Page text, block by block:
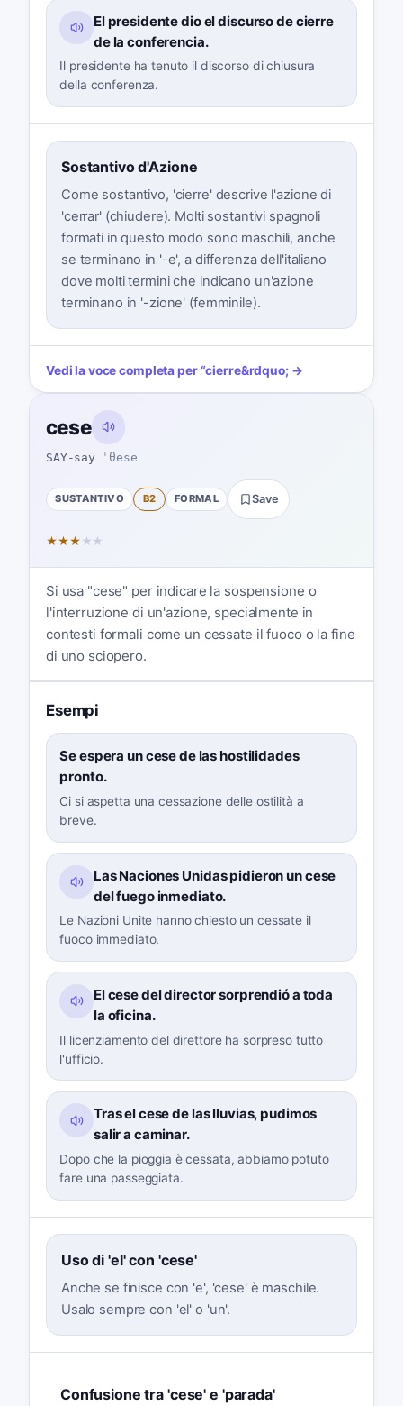
El presidente dio el discurso de cierre
de la conferencia.
Il presidente ha tenuto il discorso di chiusura
della conferenza.
Sostantivo d'Azione
Come sostantivo, 'cierre' descrive l'azione di
'cerrar' (chiudere). Molti sostantivi spagnoli
formati in questo modo sono maschili, anche
se terminano in '-e', a differenza dell'italiano
dove molti termini che indicano un'azione
terminano in '-zione' (femminile).
Vedi la voce completa per“cierre&rdquo; →
cese
SAY-say ˈθese
SUSTANTIVO B2 FORMAL Save
★★★ ★ ★
Si usa "cese" per indicare la sospensione o
l'interruzione di un'azione, specialmente in
contesti formali come un cessate il fuoco o la fine
di uno sciopero.
Esempi
Se espera un cese de las hostilidades
pronto.
Ci si aspetta una cessazione delle ostilità a
breve.
Las Naciones Unidas pidieron un cese
del fuego inmediato.
Le Nazioni Unite hanno chiesto un cessate il
fuoco immediato.
El cese del director sorprendió a toda
la oficina.
Il licenziamento del direttore ha sorpreso tutto
l'ufficio.
Tras el cese de las lluvias, pudimos
salir a caminar.
Dopo che la pioggia è cessata, abbiamo potuto
fare una passeggiata.
Uso di 'el' con 'cese'
Anche se finisce con 'e', 'cese' è maschile.
Usalo sempre con 'el' o 'un'.
Confusione tra 'cese' e 'parada'